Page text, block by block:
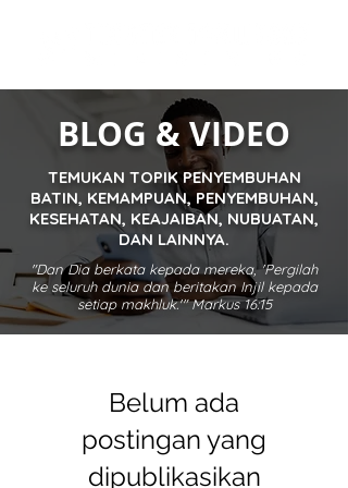
BLOG & VIDEO
TEMUKAN TOPIK PENYEMBUHAN
BATIN, KEMAMPUAN, PENYEMBUHAN,
KESEHATAN, KEAJAIBAN, NUBUATAN,
DAN LAINNYA.
"Dan Dia berkata kepada mereka, 'Pergilah
ke seluruh dunia dan beritakan Injil kepada
setiap makhluk.'" Markus 16:15
Belum ada
postingan yang
dipublikasikan